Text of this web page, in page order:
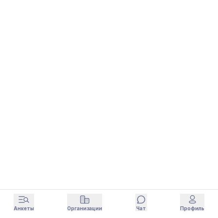
Анкеты Организации Чат Профиль